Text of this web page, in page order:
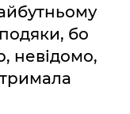
бо
невідомо,